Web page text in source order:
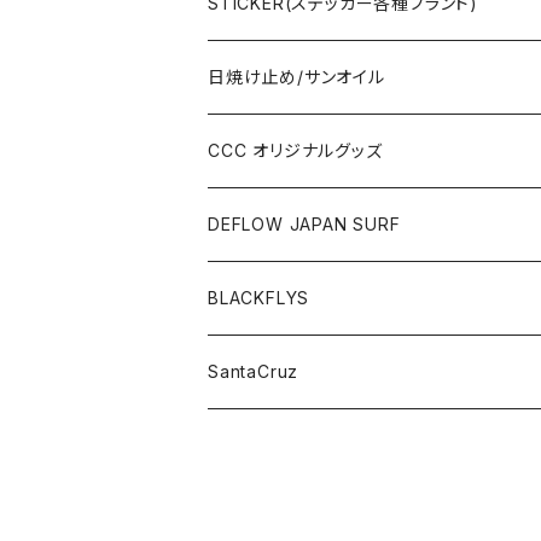
日焼け止め/サンオイル
CCC オリジナルグッズ
DEFLOW JAPAN SURF
BLACKFLYS
SantaCruz